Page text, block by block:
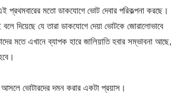
প্রথমবারের মতো ডাকযোগে ভোট দেবার পরিকল্পনা করছে।
বলে দিয়েছে যে তারা ডাকযোগে দেয়া ভোটকে জোরালোভাবে
মতে এখানে ব্যাপক হারে জালিয়াতি হবার সম্ভাবনা আছে,
আসলে ভোটারদের দমন করার একটা প্রয়াস।